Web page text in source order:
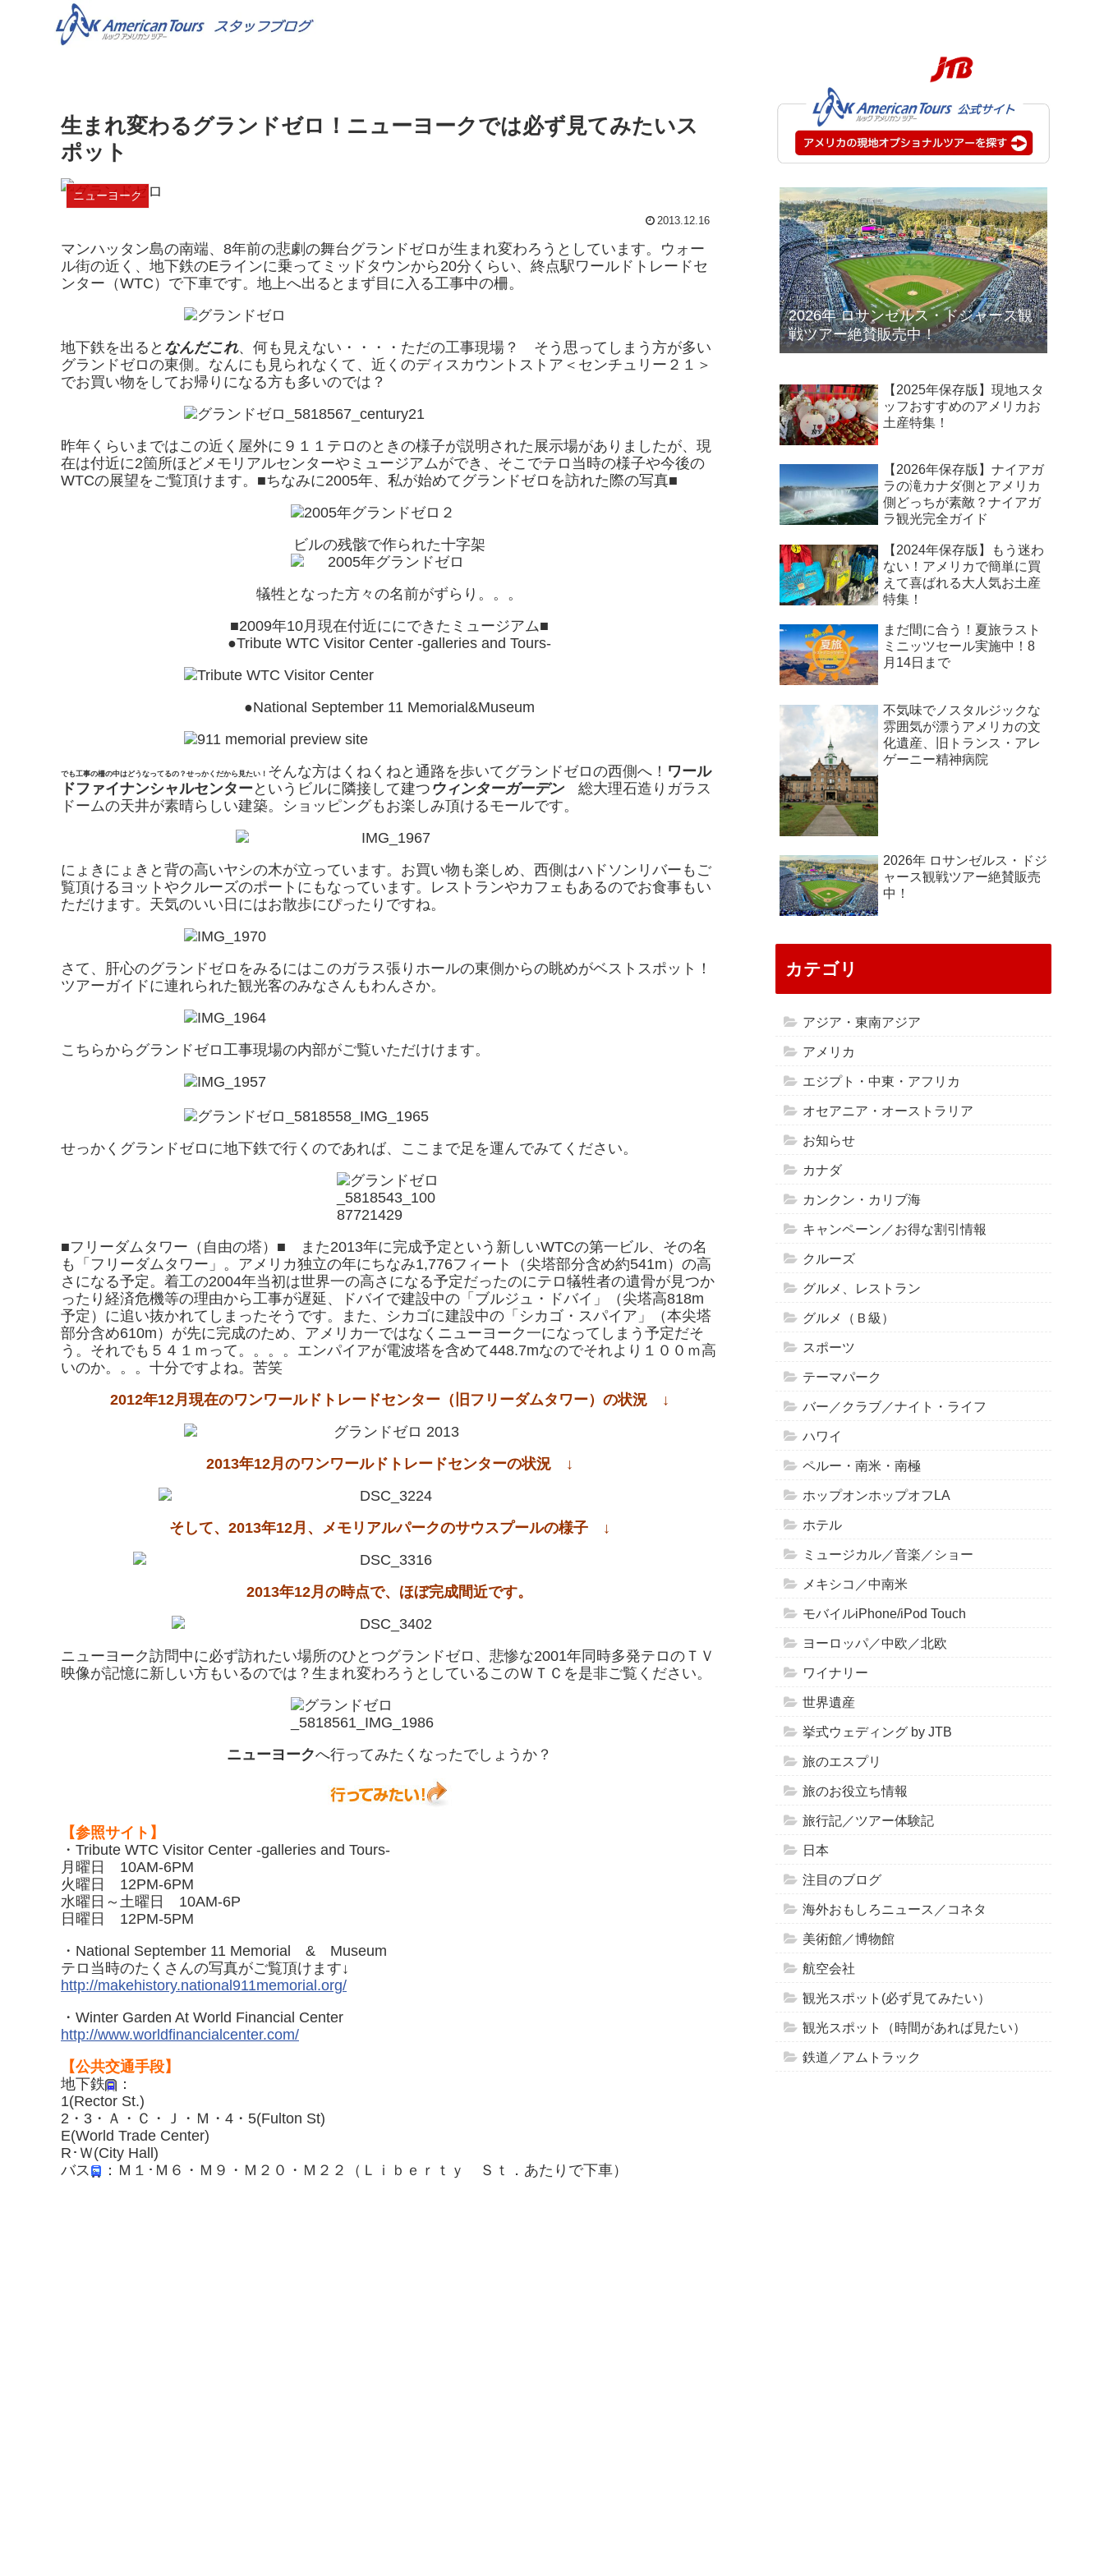
生まれ変わるグランドゼロ！ニューヨークでは必ず見てみたいス
ポット
ニューヨーク
2013.12.16
マンハッタン島の南端、8年前の悲劇の舞台グランドゼロが生まれ変わろうとしています。ウォー
ル街の近く、地下鉄のEラインに乗ってミッドタウンから20分くらい、終点駅ワールドトレードセ
ンター（WTC）で下車です。地上へ出るとまず目に入る工事中の柵。
地下鉄を出ると なんだこれ、何も見えない・・・・ただの工事現場？ そう思ってしまう方が多い
グランドゼロの東側。なんにも見られなくて、近くのディスカウントストア＜センチュリー２１＞
でお買い物をしてお帰りになる方も多いのでは？
昨年くらいまではこの近く屋外に９１１テロのときの様子が説明された展示場がありましたが、現
在は付近に2箇所ほどメモリアルセンターやミュージアムができ、そこでテロ当時の様子や今後の
WTCの展望をご覧頂けます。■ちなみに2005年、私が始めてグランドゼロを訪れた際の写真■
ビルの残骸で作られた十字架
犠牲となった方々の名前がずらり。。。
■2009年10月現在付近ににできたミュージアム■
●Tribute WTC Visitor Center -galleries and Tours-
●National September 11 Memorial&Museum
でも工事の柵の中はどうなってるの？せっかくだから見たい！ そんな方はくねくねと通路を歩いてグランドゼロの西側へ！ ワール
ドファイナンシャルセンターというビルに隣接して建つ ウィンターガーデン 総大理石造りガラス
ドームの天井が素晴らしい建築。ショッピングもお楽しみ頂けるモールです。
にょきにょきと背の高いヤシの木が立っています。お買い物も楽しめ、西側はハドソンリバーもご
覧頂けるヨットやクルーズのポートにもなっています。レストランやカフェもあるのでお食事もい
ただけます。天気のいい日にはお散歩にぴったりですね。
さて、肝心のグランドゼロをみるにはこのガラス張りホールの東側からの眺めがベストスポット！
ツアーガイドに連れられた観光客のみなさんもわんさか。
こちらからグランドゼロ工事現場の内部がご覧いただけけます。
せっかくグランドゼロに地下鉄で行くのであれば、ここまで足を運んでみてください。
■フリーダムタワー（自由の塔）■ また2013年に完成予定という新しいWTCの第一ビル、その名
も「フリーダムタワー」。アメリカ独立の年にちなみ1,776フィート（尖塔部分含め約541m）の高
さになる予定。着工の2004年当初は世界一の高さになる予定だったのにテロ犠牲者の遺骨が見つか
ったり経済危機等の理由から工事が遅延、ドバイで建設中の「ブルジュ・ドバイ」（尖塔高818m
予定）に追い抜かれてしまったそうです。また、シカゴに建設中の「シカゴ・スパイア」（本尖塔
部分含め610m）が先に完成のため、アメリカ一ではなくニューヨーク一になってしまう予定だそ
う。それでも５４１ｍって。。。。エンパイアが電波塔を含めて448.7mなのでそれより１００ｍ高
いのか。。。十分ですよね。苦笑
2012年12月現在のワンワールドトレードセンター（旧フリーダムタワー）の状況 ↓
2013年12月のワンワールドトレードセンターの状況 ↓
そして、2013年12月、メモリアルパークのサウスプールの様子 ↓
2013年12月の時点で、ほぼ完成間近です。
ニューヨーク訪問中に必ず訪れたい場所のひとつグランドゼロ、悲惨な2001年同時多発テロのＴＶ
映像が記憶に新しい方もいるのでは？生まれ変わろうとしているこのＷＴＣを是非ご覧ください。
ニューヨークへ行ってみたくなったでしょうか？
【参照サイト】
・Tribute WTC Visitor Center -galleries and Tours-
月曜日 10AM-6PM
火曜日 12PM-6PM
水曜日～土曜日 10AM-6P
日曜日 12PM-5PM
・National September 11 Memorial & Museum
テロ当時のたくさんの写真がご覧頂けます↓
http://makehistory.national911memorial.org/
・Winter Garden At World Financial Center
http://www.worldfinancialcenter.com/
【公共交通手段】
地下鉄
：
1(Rector St.)
2・3・Ａ・Ｃ・Ｊ・Ｍ・4・5(Fulton St)
E(World Trade Center)
R･Ｗ(City Hall)
バス
：Ｍ１･Ｍ６・Ｍ９・Ｍ２０・Ｍ２２（Ｌｉｂｅｒｔｙ Ｓｔ．あたりで下車）
2026年 ロサンゼルス・ドジャース観
戦ツアー絶賛販売中！
【2025年保存版】現地スタ
ッフおすすめのアメリカお
土産特集！
【2026年保存版】ナイアガ
ラの滝カナダ側とアメリカ
側どっちが素敵？ナイアガ
ラ観光完全ガイド
【2024年保存版】もう迷わ
ない！アメリカで簡単に買
えて喜ばれる大人気お土産
特集！
まだ間に合う！夏旅ラスト
ミニッツセール実施中！8
月14日まで
不気味でノスタルジックな
雰囲気が漂うアメリカの文
化遺産、旧トランス・アレ
ゲーニー精神病院
2026年 ロサンゼルス・ドジ
ャース観戦ツアー絶賛販売
中！
カテゴリ
アジア・東南アジア
アメリカ
エジプト・中東・アフリカ
オセアニア・オーストラリア
お知らせ
カナダ
カンクン・カリブ海
キャンペーン／お得な割引情報
クルーズ
グルメ、レストラン
グルメ（Ｂ級）
スポーツ
テーマパーク
バー／クラブ／ナイト・ライフ
ハワイ
ペルー・南米・南極
ホップオンホップオフLA
ホテル
ミュージカル／音楽／ショー
メキシコ／中南米
モバイルiPhone/iPod Touch
ヨーロッパ／中欧／北欧
ワイナリー
世界遺産
挙式ウェディング by JTB
旅のエスプリ
旅のお役立ち情報
旅行記／ツアー体験記
日本
注目のブログ
海外おもしろニュース／コネタ
美術館／博物館
航空会社
観光スポット(必ず見てみたい）
観光スポット（時間があれば見たい）
鉄道／アムトラック